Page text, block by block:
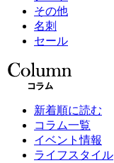
その他
名刺
セール
新着順に読む
コラム一覧
イベント情報
ライフスタイル